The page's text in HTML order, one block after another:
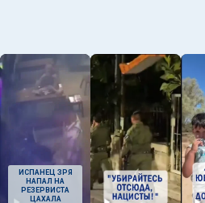
ИСПАНЕЦ ЗРЯ
НАПАЛ НА
РЕЗЕРВИСТА
ЦАХАЛА